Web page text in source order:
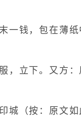
末一钱，包在薄纸
，立下。又方
城（按：原文